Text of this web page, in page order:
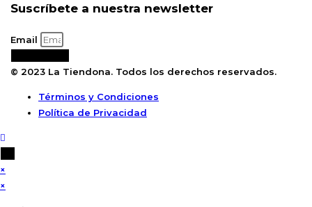
Suscríbete a nuestra newsletter
Email
© 2023 La Tiendona. Todos los derechos reservados.
Términos y Condiciones
Política de Privacidad
×
×